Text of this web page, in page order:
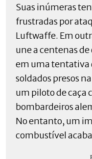
Suas inúmeras
frustradas por
Luftwaffe. Em
une a centenas
em uma tentativa
soldados presos
um piloto de caça
bombardeiros
No entanto, um
combustível